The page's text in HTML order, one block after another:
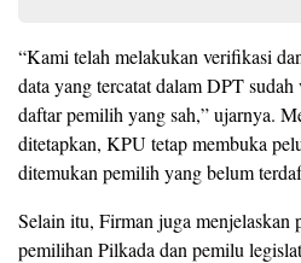
“Kami telah melakukan verifikasi
data yang tercatat dalam DPT sudah
daftar pemilih yang sah,” ujarnya.
ditetapkan, KPU tetap membuka
ditemukan pemilih yang belum
Selain itu, Firman juga menjelaskan
pemilihan Pilkada dan pemilu